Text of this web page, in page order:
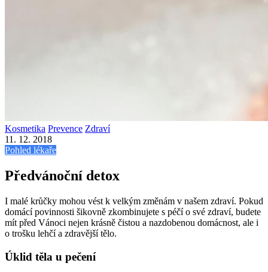
Kosmetika Prevence Zdraví
11. 12. 2018
Pohled lékaře
Předvánoční detox
I malé krůčky mohou vést k velkým změnám v našem zdraví. Pokud
domácí povinnosti šikovně zkombinujete s péčí o své zdraví, budete
mít před Vánoci nejen krásně čistou a nazdobenou domácnost, ale i
o trošku lehčí a zdravější tělo.
Úklid těla u pečení